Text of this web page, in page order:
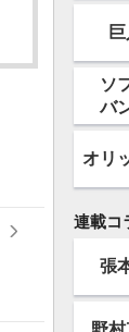
ソ
バ
オリ
連載コ
張